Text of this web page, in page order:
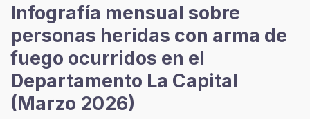
Infografía mensual sobre
personas heridas con arma de
fuego ocurridos en el
Departamento La Capital
(Marzo 2026)